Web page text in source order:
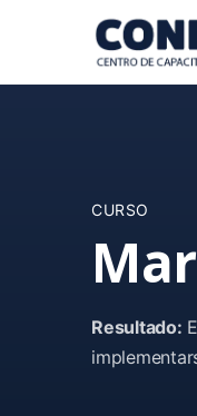
CURSO
Resultado: